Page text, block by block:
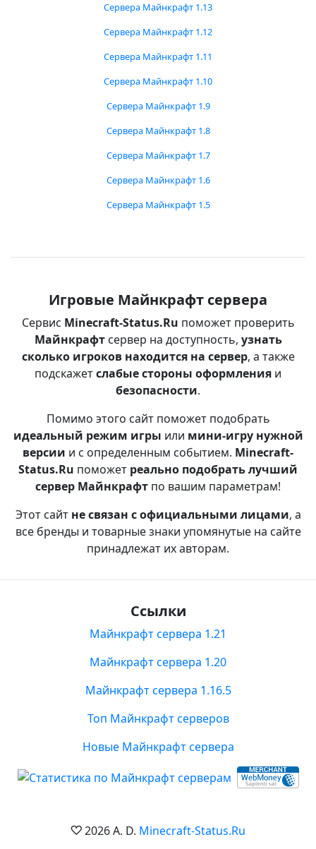
Сервера Майнкрафт 1.13
Сервера Майнкрафт 1.12
Сервера Майнкрафт 1.11
Сервера Майнкрафт 1.10
Сервера Майнкрафт 1.9
Сервера Майнкрафт 1.8
Сервера Майнкрафт 1.7
Сервера Майнкрафт 1.6
Сервера Майнкрафт 1.5
Игровые Майнкрафт сервера
Сервис Minecraft-Status.Ru поможет проверить
Майнкрафтсервер на доступность, узнать
сколько игроков находится на сервер, а также
подскажетслабые стороны оформления и
безопасности.
Помимо этого сайт поможет подобрать
идеальный режим игры или мини-игру нужной
версии и с определенным событием. Minecraft-
Status.Ru поможет реально подобрать лучший
сервер Майнкрафт по вашим параметрам!
Этот сайт не связан с официальными лицами, а
все бренды и товарные знаки упомянутые на сайте
принадлежат их авторам.
Ссылки
Майнкрафт сервера 1.21
Майнкрафт сервера 1.20
Майнкрафт сервера 1.16.5
Топ Майнкрафт серверов
Новые Майнкрафт сервера
2026 A. D. Minecraft-Status.Ru